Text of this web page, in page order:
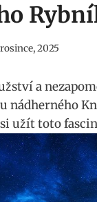
2025
a
nádherného
si užít toto